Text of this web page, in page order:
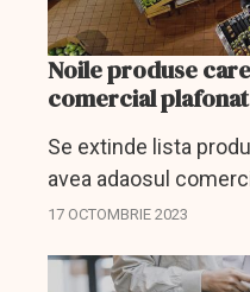
Noile produse
comercial plafonat
Se extinde lista
avea adaosul
fi prelungită.
17 OCTOMBRIE 2023